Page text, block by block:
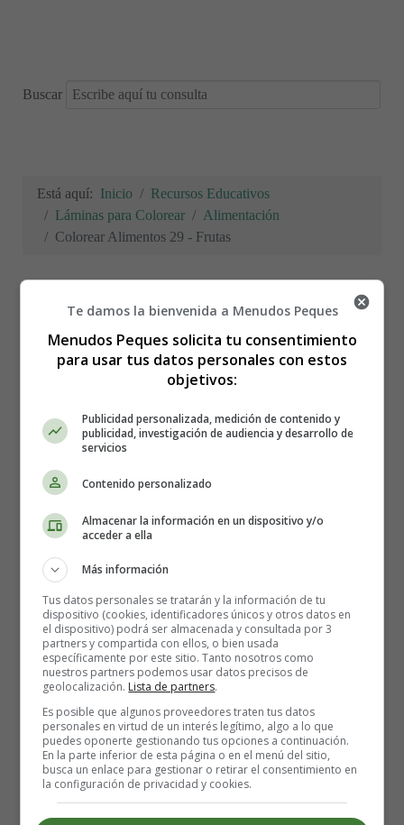
Buscar
Está aquí: Inicio
Recursos Educativos
Láminas para Colorear
Alimentación
Colorear Alimentos 29 - Frutas
Colorear Alimentos 29 -
Lámina para imprimir y
colorear Alimentos - día de la
Alimentación.
Para imprimir la lámina de colorear, es mejor guardarla
primero en el ordenador.
Lámina dibujo Alimentos 29 -
Dibujos Fruta.
Te damos la bienvenida a Menudos Peques
Menudos Peques solicita tu consentimiento
para usar tus datos personales con estos
objetivos:
Publicidad personalizada, medición de contenido y
publicidad, investigación de audiencia y desarrollo de
servicios
Contenido personalizado
Almacenar la información en un dispositivo y/o
acceder a ella
Más información
Tus datos personales se tratarán y la información de tu
dispositivo (cookies, identificadores únicos y otros datos en
el dispositivo) podrá ser almacenada y consultada por 3
partners y compartida con ellos, o bien usada
específicamente por este sitio. Tanto nosotros como
nuestros partners podemos usar datos precisos de
geolocalización. Lista de partners.
Es posible que algunos proveedores traten tus datos
personales en virtud de un interés legítimo, algo a lo que
puedes oponerte gestionando tus opciones a continuación.
En la parte inferior de esta página o en el menú del sitio,
busca un enlace para gestionar o retirar el consentimiento en
la configuración de privacidad y cookies.